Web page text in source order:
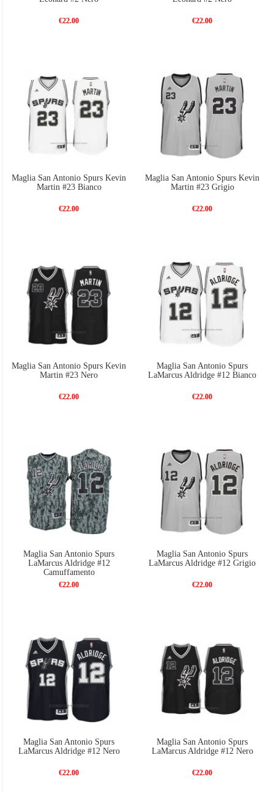
€22.00 €22.00
Maglia San Antonio Spurs Kevin
Martin #23 Bianco
€22.00
Maglia San Antonio Spurs Kevin
Martin #23 Grigio
€22.00
Maglia San Antonio Spurs Kevin
Martin #23 Nero
€22.00
Maglia San Antonio Spurs
LaMarcus Aldridge #12 Bianco
€22.00
Maglia San Antonio Spurs
LaMarcus Aldridge #12
Camuffamento
€22.00
Maglia San Antonio Spurs
LaMarcus Aldridge #12 Grigio
€22.00
Maglia San Antonio Spurs
LaMarcus Aldridge #12 Nero
€22.00
Maglia San Antonio Spurs
LaMarcus Aldridge #12 Nero
€22.00